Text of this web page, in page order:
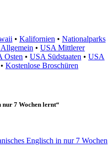
• Kalifornien • Nationalparks
• USA Mittlerer
Osten • USA Südstaaten • USA
• Kostenlose Broschüren
7 Wochen lernt“